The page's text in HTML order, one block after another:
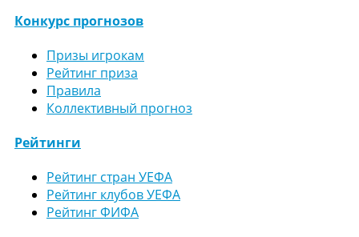
Конкурс прогнозов
Призы игрокам
Рейтинг приза
Правила
Коллективный прогноз
Рейтинги
Рейтинг стран УЕФА
Рейтинг клубов УЕФА
Рейтинг ФИФА